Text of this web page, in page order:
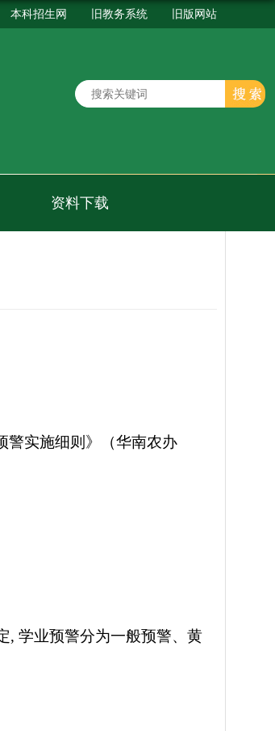
旧版网站
旧教务系统
本科招生网
资料下载
警实施细则》（华南农办
, 学业预警分为一般预警、黄